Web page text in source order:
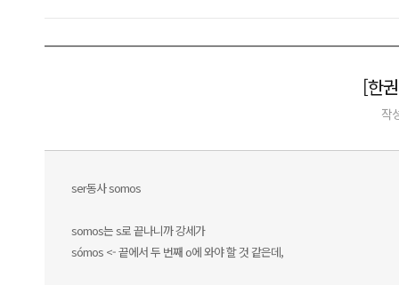
[한
작
ser동사 somos
somos는 s로 끝나니까 강세가
sómos <- 끝에서 두 번째 o에 와야 할 것 같은데,